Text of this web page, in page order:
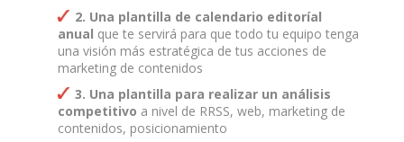
2. Una plantilla de calendario editoríal
anual que te servirá para que todo tu equipo tenga
una visión más estratégica de tus acciones de
marketing de contenidos
3. Una plantilla para realizar un análisis
competitivo a nivel de RRSS, web, marketing de
contenidos, posicionamiento